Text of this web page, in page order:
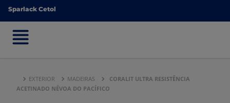
Sparlack Cetol
Sparlack Cetol
EXTERIOR MADEIRAS
CORALIT ULTRA RESISTÊNCIA
ACETINADO NÉVOA DO PACÍFICO